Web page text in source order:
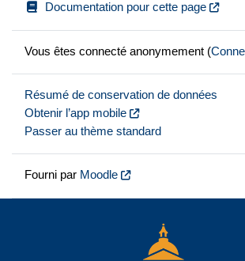
Documentation pour cette page
Vous êtes connecté anonymement (
Résumé de conservation de données
Obtenir l’app mobile
Passer au thème standard
Fourni par Moodle